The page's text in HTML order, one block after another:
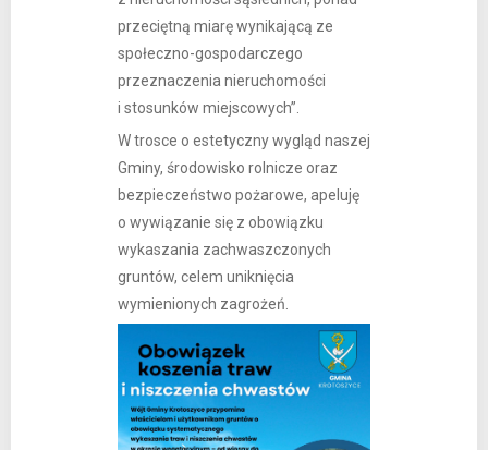
przeciętną miarę wynikającą ze
społeczno-gospodarczego
przeznaczenia nieruchomości
i stosunków miejscowych”.
W trosce o estetyczny wygląd naszej
Gminy, środowisko rolnicze oraz
bezpieczeństwo pożarowe, apeluję
o wywiązanie się z obowiązku
wykaszania zachwaszczonych
gruntów, celem uniknięcia
wymienionych zagrożeń.